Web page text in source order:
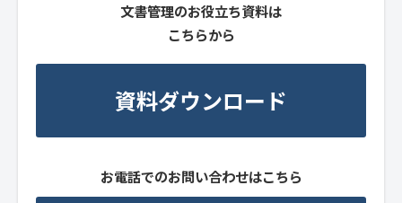
文書管理のお役立ち資料は
こちらから
資料ダウンロード
お電話でのお問い合わせはこちら